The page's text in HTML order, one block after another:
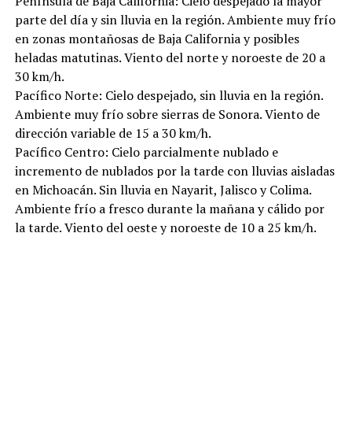
parte del día y sin lluvia en la región. Ambiente muy frío
en zonas montañosas de Baja California y posibles
heladas matutinas. Viento del norte y noroeste de 20 a
30 km/h.
Pacífico Norte: Cielo despejado, sin lluvia en la región.
Ambiente muy frío sobre sierras de Sonora. Viento de
dirección variable de 15 a 30 km/h.
Pacífico Centro: Cielo parcialmente nublado e
incremento de nublados por la tarde con lluvias aisladas
en Michoacán. Sin lluvia en Nayarit, Jalisco y Colima.
Ambiente frío a fresco durante la mañana y cálido por
la tarde. Viento del oeste y noroeste de 10 a 25 km/h.